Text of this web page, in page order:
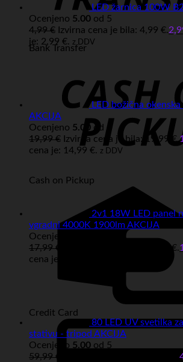
Bank Transfer
Cash on Pickup
Credit Card
LED žarnica 100W
Ocenjeno 5.00 od 5
4,99€ Izvirna cena je bila: 4,99 €.
je: 2,99 €. z DDV
LED božična
AKCIJA
Ocenjeno 5.00 od 5
19,99€ Izvirna cena je bila: 19,99 €.
cena je: 14,99 €. z DDV
2v1 18W LED panel
vgradni 4000K 1900lm AKCIJA
Ocenjeno
17,99€ Izvirna cena je bila: 17,99 €.
cena je: 10,99 €.
80 LED UV svetilka
stativu - tripod AKCIJA
Ocenjeno 5.00 od 5
59,99€